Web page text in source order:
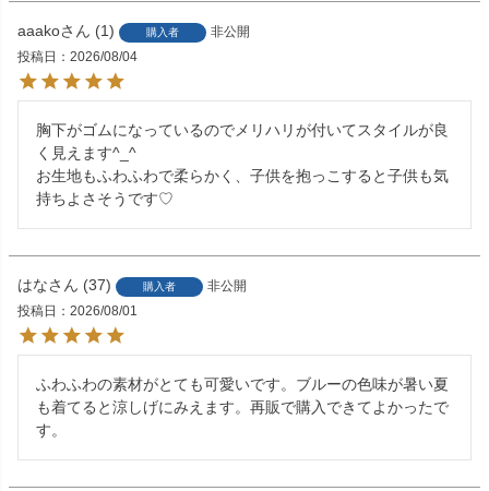
aaako 1 購入者
非公開
投稿日
2026/08/04
胸下がゴムになっているのでメリハリが付いてスタイルが良
く見えます^_^
お生地もふわふわで柔らかく、子供を抱っこすると子供も気
持ちよさそうです♡
はな 37 購入者
非公開
投稿日
2026/08/01
ふわふわの素材がとても可愛いです。ブルーの色味が暑い夏
も着てると涼しげにみえます。再販で購入できてよかったで
す。